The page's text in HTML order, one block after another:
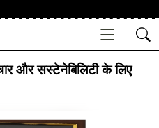
और सस्टेनेबिलिटी के लिए